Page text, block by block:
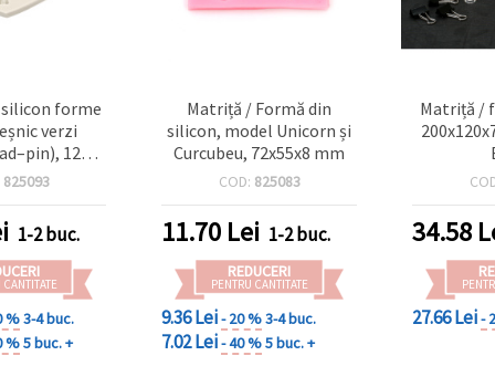
forme
verzi
120 x
– flexibilă,
argilă
rășină UV,
DIY
825093
1-2 buc.
CANTITATE
%3-4 buc.
%5 buc. +
Matriță / Formă din
silicon, model Unicorn și
Curcubeu, 72x55x8 mm
COD: 825083
11.70 Lei 1-2 buc.
REDUCERI
PENTRU CANTITATE
9.36 Lei- 20 %3-4 buc.
7.02 Lei- 40 %5 buc. +
Matriță /
34.58
27.66 Lei-